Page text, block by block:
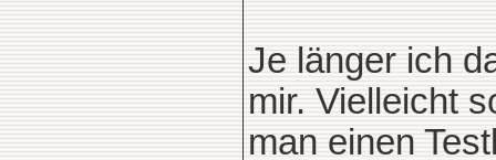
Je länger ich
mir. Vielleicht
man einen